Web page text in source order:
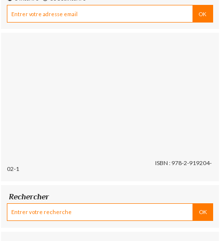
ISBN : 978-2-919204-
02-1
Rechercher